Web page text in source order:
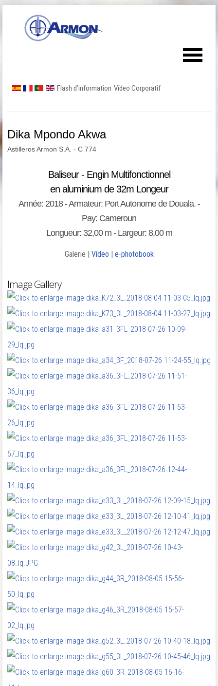
Flash d’information Vídeo Corporatif
Dika Mpondo Akwa
Astilleros Armon S.A. - C 774
Baliseur - Engin Multifonctionnel
en aluminium de 32m Longeur
Année: 2018 - Armateur: Port Autonome de Douala. -
Pay: Cameroun
Longueur: 32,00 m - Largeur: 8,00 m
Galerie | Vídeo | e-photobook
Image Gallery